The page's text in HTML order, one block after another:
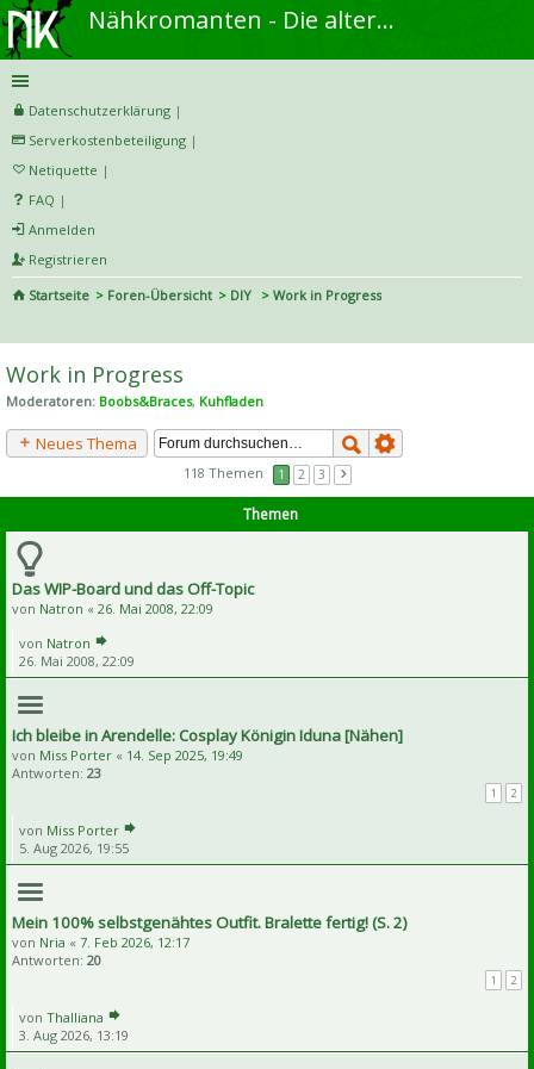
Nähkromanten - Die alternative Näh- und DIY-Community
Datenschutzerklärung |
Serverkostenbeteiligung |
Netiquette |
FAQ |
Anmelden
Registrieren
Startseite
Foren-Übersicht DIY
Work in Progress
he
Work in Progress
Moderatoren: Boobs&Braces, Kuhfladen
Neues Thema
118 Themen 1 2 3
Themen
Das WIP-Board und das Off-Topic
von Natron « 26. Mai 2008, 22:09
von Natron
26. Mai 2008, 22:09
Ich bleibe in Arendelle: Cosplay Königin Iduna [Nähen]
von Miss Porter « 14. Sep 2025, 19:49
Antworten: 23
1 2
von Miss Porter
5. Aug 2026, 19:55
Mein 100% selbstgenähtes Outfit. Bralette fertig! (S. 2)
von Nria « 7. Feb 2026, 12:17
Antworten: 20
1 2
von Thalliana
3. Aug 2026, 13:19